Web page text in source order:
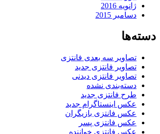
ژانویه 2016
دسامبر 2015
دسته‌ها
تصاویر سه بعدی فانتزی
تصاویر فانتزی جدید
تصاویر فانتزی دیدنی
دسته‌بندی نشده
طرح فانتزی جدید
عکس اینستاگرام جدید
عکس فانتزی بازیگران
عکس فانتزی پسر
عکس فانتزی خواننده